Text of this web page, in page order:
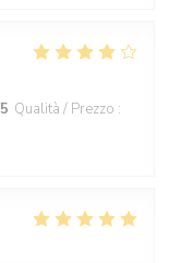
Qualità / Prezzo :